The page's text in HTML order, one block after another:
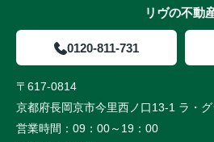
リヴの不動
0120-811-731
〒617-0814
京都府長岡京市今里西ノ口13-1 ラ・
営業時間： 09：00～19：00